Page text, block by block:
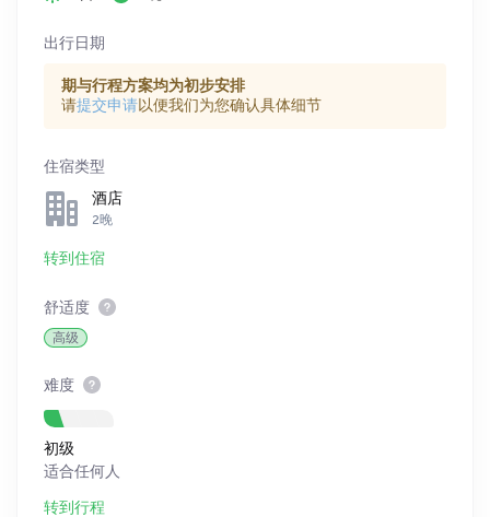
出行日期
期与行程方案均为初步安排
请提交申请以便我们为您确认具体细节
住宿类型
酒店
2晚
转到住宿
舒适度
高级
难度
初级
适合任何人
转到行程